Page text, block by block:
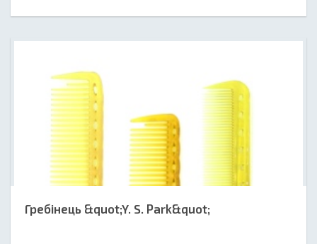
Гребінець &quot;Y. S. Park&quot;